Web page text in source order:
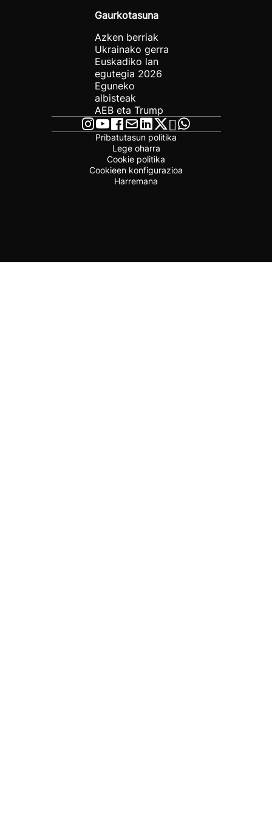
Gaurkotasuna
Azken berriak
Ukrainako gerra
Euskadiko lan
egutegia 2026
Eguneko
albisteak
AEB eta Trump
Pribatutasun politika
Lege oharra
Cookie politika
Cookieen konfigurazioa
Harremana